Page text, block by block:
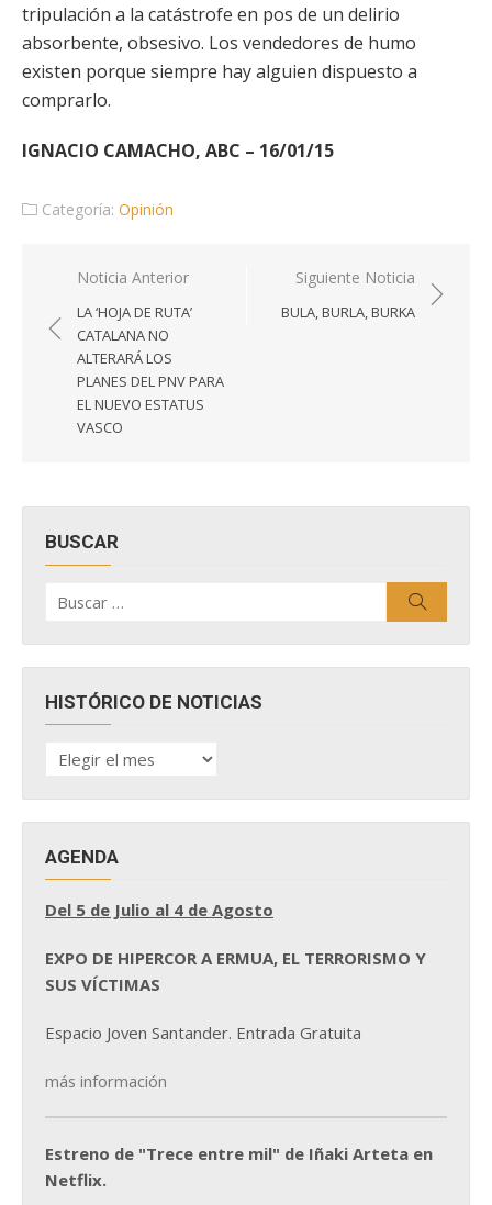
tripulación a la catástrofe en pos de un delirio
absorbente, obsesivo. Los vendedores de humo
existen porque siempre hay alguien dispuesto a
comprarlo.
IGNACIO CAMACHO, ABC – 16/01/15
Categoría: Opinión
Navegación
entradas
Noticia Anterior
LA ‘HOJA DE RUTA’
CATALANA NO
ALTERARÁ LOS
PLANES DEL PNV PARA
EL NUEVO ESTATUS
VASCO
Siguiente Noticia
BULA, BURLA, BURKA
BUSCAR
por:
HISTÓRICO DE NOTICIAS
HISTÓRICO
DE
AGENDA
Del 5 de Julio al 4 de Agosto
EXPO DE HIPERCOR A ERMUA, EL TERRORISMO Y
SUS VÍCTIMAS
Espacio Joven Santander. Entrada Gratuita
más información
Estreno de "Trece entre mil" de Iñaki Arteta en
Netflix.